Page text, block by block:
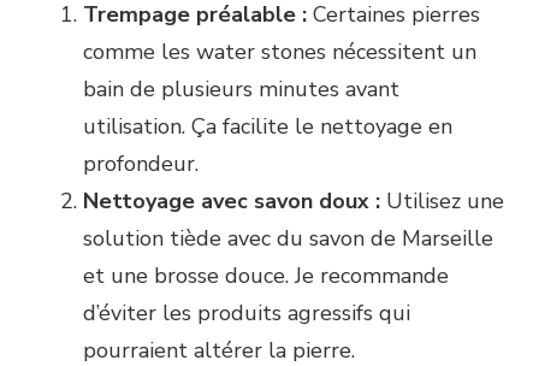
Trempage préalable : Certaines pierres
comme les water stones nécessitent un
bain de plusieurs minutes avant
utilisation. Ça facilite le nettoyage en
profondeur.
Nettoyage avec savon doux : Utilisez une
solution tiède avec du savon de Marseille
et une brosse douce. Je recommande
d’éviter les produits agressifs qui
pourraient altérer la pierre.